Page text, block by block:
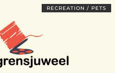
RECREATION / PETS